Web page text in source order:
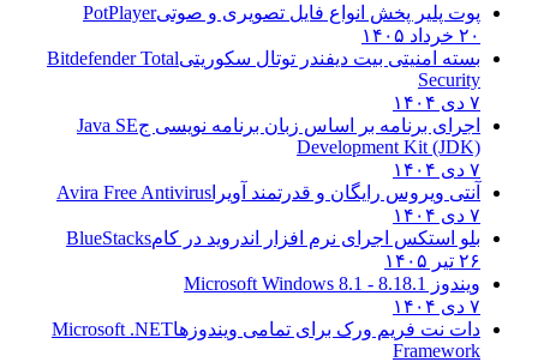
پوت پلیر پخش انواع فایل تصویری و صوتیPotPlayer
بسته امنیتی بیت دیفندر توتال سکوریتیBitdefender Total
Security
اجرای برنامه بر اساس زبان برنامه نویسی جJava SE
Development Kit (JDK)
آنتی ویروس رایگان و قدرتمند آویراAvira Free Antivirus
بلو استکس اجرای نرم افزار اندروید در کام BlueStacks
ویندوز 8.1 8.1 - Microsoft Windows 8.1
دات نت فریم ورک برای تمامی ویندوزهاMicrosoft .NET
Framework